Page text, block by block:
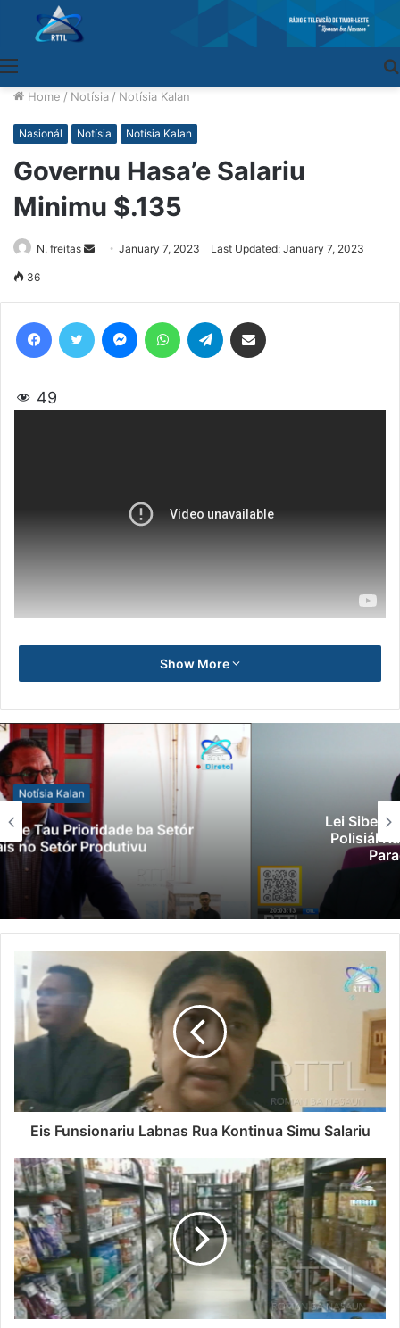
Home / Notísia / Notísia Kalan
Nasionál Notísia Notísia Kalan
Governu Hasa’e Salariu
Minimu $.135
N. freitas
SendJanuary 7, 2023 Last Updated: January 7, 2023
36
49
Show More
Lei Siberseguransa Ajuda Autoridade
Polisiál Kaptura Autór Kriminozu ho
Paradeiru Iha Estranjeiru
Eis Funsionariu Labnas Rua Kontinua Simu Salariu